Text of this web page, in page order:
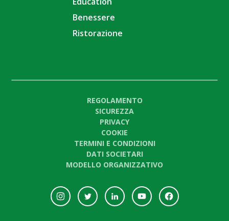
Benessere
Ristorazione
REGOLAMENTO
SICUREZZA
PRIVACY
COOKIE
TERMINI E CONDIZIONI
DATI SOCIETARI
MODELLO ORGANIZZATIVO